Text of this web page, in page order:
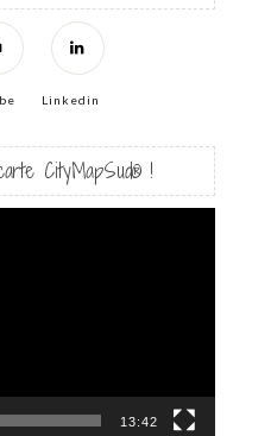
Linkedin
CityMapSud® !
13:42